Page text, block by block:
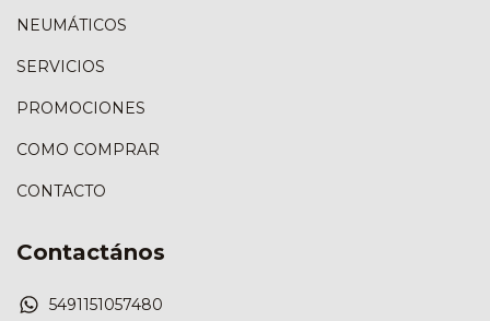
NEUMÁTICOS
SERVICIOS
PROMOCIONES
COMO COMPRAR
CONTACTO
Contactános
5491151057480